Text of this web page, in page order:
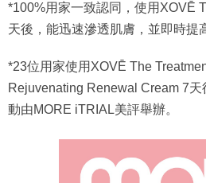
*100%用家一致認同，使用XOVĒ
天後，能迅速滲透肌膚，並即時提
*23位用家使用XOVĒ The
Rejuvenating Renewal Cream 7
動由MORE iTRIAL美評舉辦。